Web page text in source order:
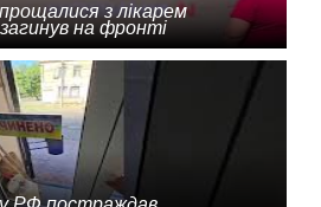
з лікарем
на фронті